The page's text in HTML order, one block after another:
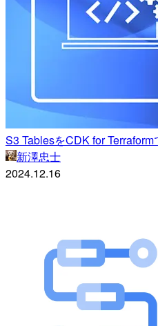
S3 TablesをCDK for
新澤忠士
2024.12.16